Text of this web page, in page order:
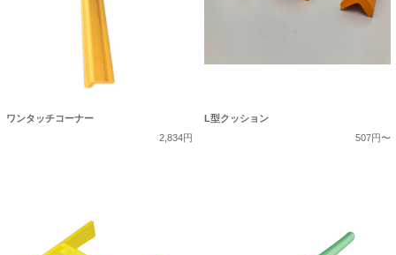
ワンタッチコーナー
2,834円
L型クッション
507円〜